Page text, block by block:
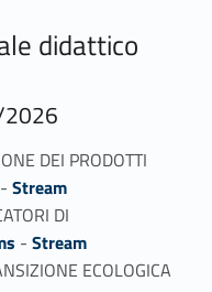
didattico
DEI PRODOTTI
- Stream
DI
- Stream
ECOLOGICA